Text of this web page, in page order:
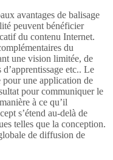
avantages de balisage
peuvent bénéficier
du contenu Internet.
du
une vision limitée, de
etc.. Le
pour une application de
pour communiquer le
à ce qu’il
s’étend au-delà de
telles que la conception.
de diffusion de